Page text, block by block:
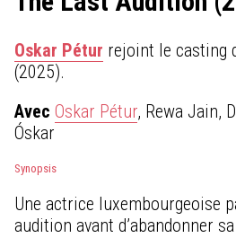
Oskar Pétur rejoint le casting
(2025).
Avec Oskar Pétur, Rewa Jain,
Óskar
Synopsis
Une actrice luxembourgeoise
audition avant d’abandonner